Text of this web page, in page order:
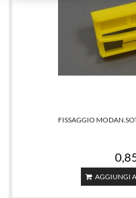
FISSAGGIO
AGGIUNGI